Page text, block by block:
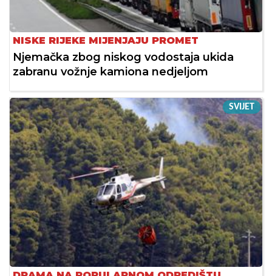
NISKE RIJEKE MIJENJAJU PROMET
Njemačka zbog niskog vodostaja ukida
zabranu vožnje kamiona nedjeljom
SVIJET